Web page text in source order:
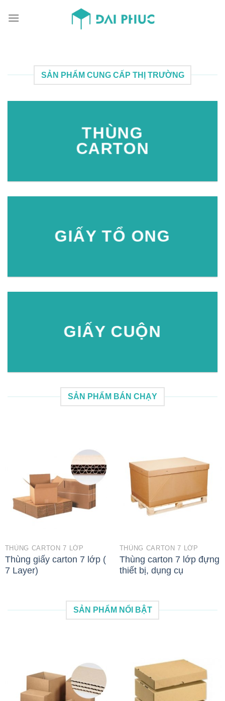
SẢN PHẨM CUNG CẤP THỊ TRƯỜNG
THÙNG
CARTON
GIẤY TỔ ONG
GIẤY CUỘN
SẢN PHẨM BÁN CHẠY
THÙNG CARTON 7 LỚP
Thùng giấy carton 7 lớp (
7 Layer)
THÙNG CARTON 7 LỚP
Thùng carton 7 lớp đựng
thiết bị, dụng cụ
SẢN PHẨM NỔI BẬT